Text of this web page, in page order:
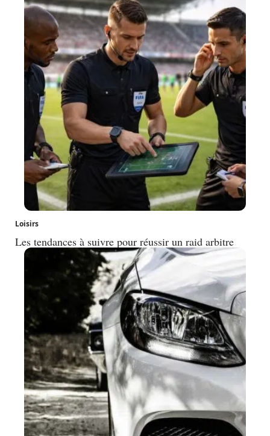
Loisirs
Les tendances à suivre pour réussir un raid arbitre